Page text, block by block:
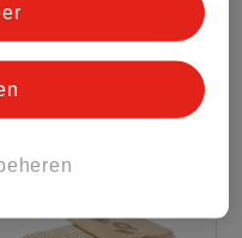
Elektrische
Voetenwarmer